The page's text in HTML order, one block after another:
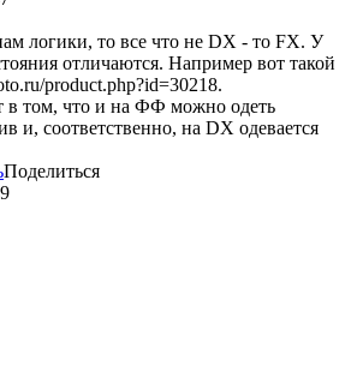
логики, то все что не DX - то FX. У
отличаются. Например вот такой
product.php?id=30218.
в том, что и на ФФ можно одеть
и, соответственно, на DX одевается
Поделиться